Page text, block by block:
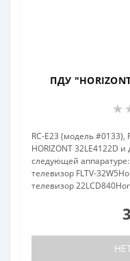
ПДУ
RC-E23 (модель #0133),
HORIZONT 32LE4122D
следующей
телевизор FLTV-
телевизор